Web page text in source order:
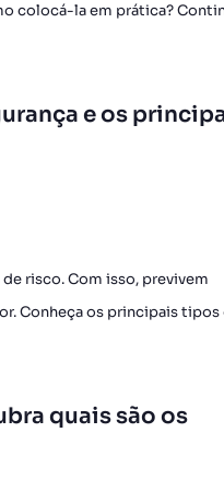
colocá-la em prática?
e os
risco. Com isso, previvem
Conheça os principais tipos
quais são os